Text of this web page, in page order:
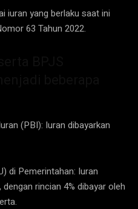
iuran yang berlaku saat ini
63 Tahun 2022.
(PBI): Iuran dibayarkan
di Pemerintahan: Iuran
rincian 4% dibayar oleh